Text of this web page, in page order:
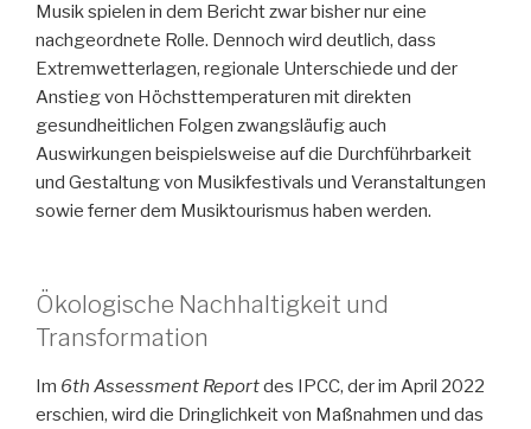
Musik spielen in dem Bericht zwar bisher nur eine
nachgeordnete Rolle. Dennoch wird deutlich, dass
Extremwetterlagen, regionale Unterschiede und der
Anstieg von Höchsttemperaturen mit direkten
gesundheitlichen Folgen zwangsläufig auch
Auswirkungen beispielsweise auf die Durchführbarkeit
und Gestaltung von Musikfestivals und Veranstaltungen
sowie ferner dem Musiktourismus haben werden.
Ökologische Nachhaltigkeit und
Transformation
Im 6th Assessment Reportdes IPCC, der im April 2022
erschien, wird die Dringlichkeit von Maßnahmen und das